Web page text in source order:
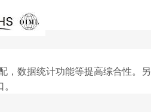
，数据统计功能等提高综合性。另